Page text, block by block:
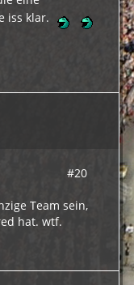
iss klar.
#20
Team sein,
hat. wtf.